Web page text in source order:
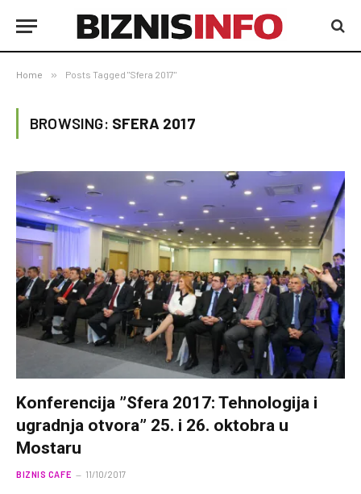
Home » Posts Tagged "Sfera 2017"
BROWSING: SFERA 2017
Konferencija ”Sfera 2017: Tehnologija i
ugradnja otvora” 25. i 26. oktobra u
Mostaru
BIZNIS CAFE 11/10/2017